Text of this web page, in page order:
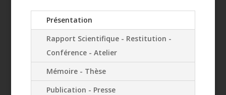
Présentation
Rapport Scientifique - Restitution -
Conférence - Atelier
Mémoire - Thèse
Publication - Presse